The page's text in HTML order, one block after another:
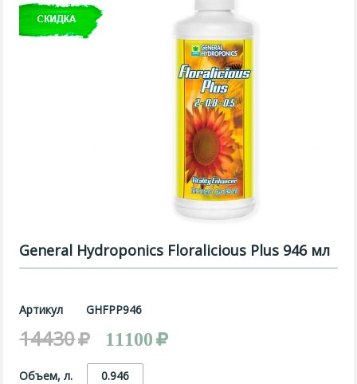
General Hydroponics Floralicious Plus 946 мл
Артикул GHFPP946
14430 11100
Объем, л. 0.946